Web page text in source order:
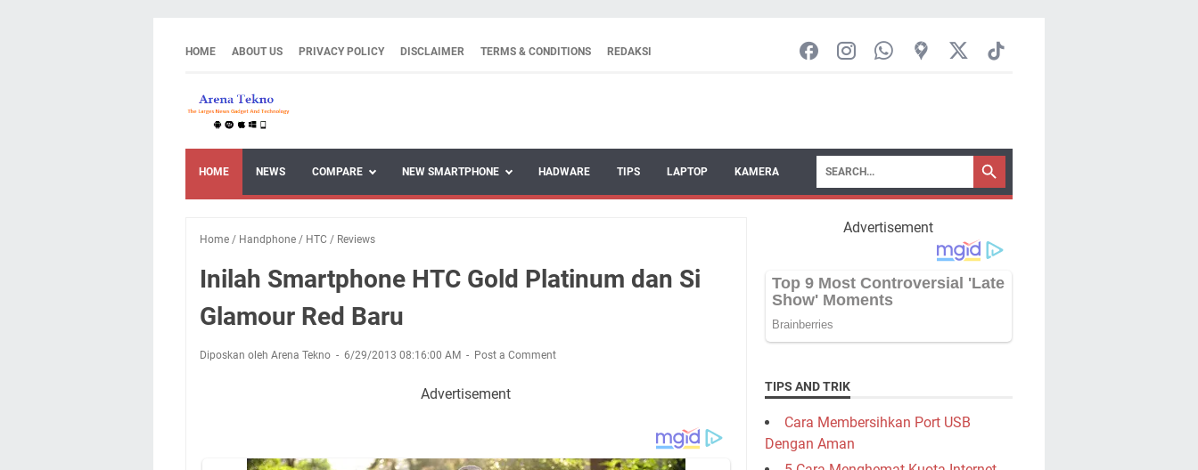
HOME ABOUT US PRIVACY POLICY DISCLAIMER TERMS & CONDITIONS REDAKSI
HOME NEWS COMPARE NEW SMARTPHONE HADWARE TIPS LAPTOP KAMERA
Home / Handphone / HTC / Reviews
Inilah Smartphone HTC Gold Platinum dan Si
Glamour Red Baru
Diposkan oleh Arena Tekno 6/29/2013 08:16:00 AM Post a Comment
Advertisement
Advertisement
TIPS AND TRIK
Cara Membersihkan Port USB
Dengan Aman